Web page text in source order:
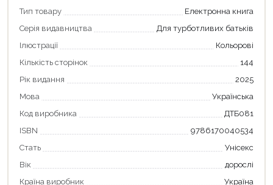
Тип товару
Електронна книга
Серія видавництва
Для турботливих батьків
Ілюстрації
Кольорові
Кількість сторінок
144
Рік видання
2025
Мова
Українська
Код виробника
ДТБ081
ISBN
9786170040534
Стать
Унісекс
Вік
дорослі
Країна виробник
Україна